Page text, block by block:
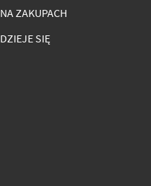
NA ZAKUPACH
DZIEJE SIĘ